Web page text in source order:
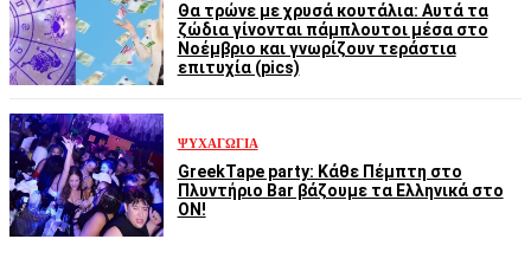
Θα τρώνε με χρυσά κουτάλια: Αυτά τα
ζώδια γίνονται πάμπλουτοι μέσα στο
Νοέμβριο και γνωρίζουν τεράστια
επιτυχία (pics)
ΨΥΧΑΓΩΓΊΑ
GreekTape party: Κάθε Πέμπτη στο
Πλυντήριο Bar βάζουμε τα Ελληνικά στο
ON!